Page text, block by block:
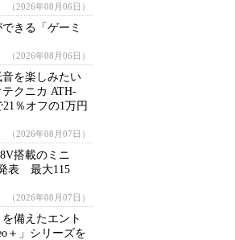
（2026年08月06日）
きる「ゲーミ
（2026年08月06日）
を楽しみたい
クニカ ATH-
％オフの1万円
（2026年08月07日）
搭載のミニ
発表 最大115
（2026年08月07日）
備えたエント
＋」シリーズを